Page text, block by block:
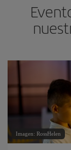
Imagen: RossHelen